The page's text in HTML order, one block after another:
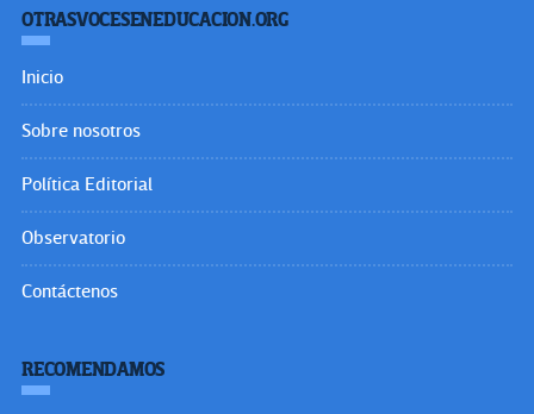
OTRASVOCESENEDUCACION.ORG
Inicio
Sobre nosotros
Política Editorial
Observatorio
Contáctenos
RECOMENDAMOS